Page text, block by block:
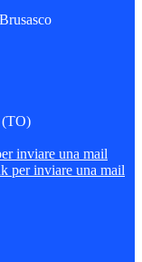
(TO)
inviare una mail
per inviare una mail